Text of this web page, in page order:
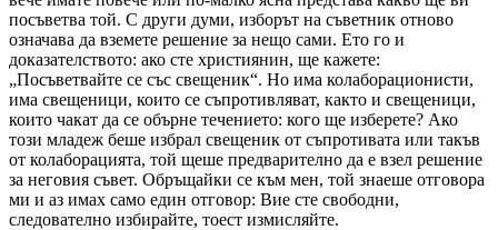
посъветва той. С други думи, изборът на съветник отново
означава да вземете решение за нещо сами. Ето го и
доказателството: ако сте християнин, ще кажете:
„Посъветвайте се със свещеник“. Но има колаборационисти,
има свещеници, които се съпротивляват, както и свещеници,
които чакат да се обърне течението: кого ще изберете? Ако
този младеж беше избрал свещеник от съпротивата или такъв
от колаборацията, той щеше предварително да е взел решение
за неговия съвет. Обръщайки се към мен, той знаеше отговора
ми и аз имах само един отговор: Вие сте свободни,
следователно избирайте, тоест измисляйте.